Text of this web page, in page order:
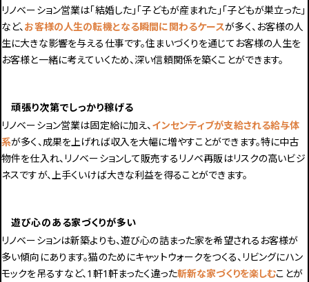
リノベーション営業は「結婚した」「子どもが産まれた」「子どもが巣立った」
など、お客様の人生の転機となる瞬間に関わるケースが多く、お客様の人
生に大きな影響を与える仕事です。住まいづくりを通じてお客様の人生を
お客様と一緒に考えていくため、深い信頼関係を築くことができます。
頑張り次第でしっかり稼げる
リノベーション営業は固定給に加え、インセンティブが支給される給与体
系が多く、成果を上げれば収入を大幅に増やすことができます。特に中古
物件を仕入れ、リノベーションして販売するリノベ再販はリスクの高いビジ
ネスですが、上手くいけば大きな利益を得ることができます。
遊び心のある家づくりが多い
リノベーションは新築よりも、遊び心の詰まった家を希望されるお客様が
多い傾向にあります。猫のためにキャットウォークをつくる、リビングにハン
モックを吊るすなど、1軒1軒まったく違った斬新な家づくりを楽しむことが